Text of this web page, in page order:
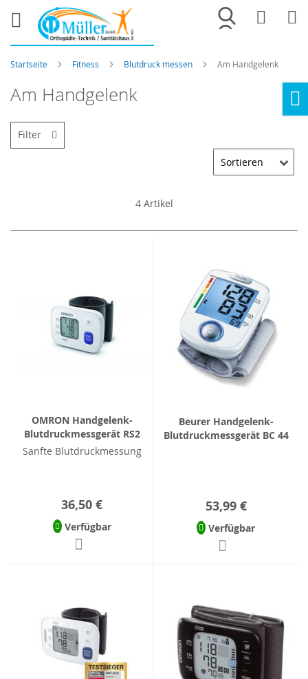
Merkliste
Startseite Fitness Blutdruck messen Am Handgelenk
Am Handgelenk
4Artikel
OMRON Handgelenk-
Blutdruckmessgerät RS2
Sanfte Blutdruckmessung
36,50 €
Verfügbar
Beurer Handgelenk-
Blutdruckmessgerät BC 44
53,99 €
Verfügbar
Filter